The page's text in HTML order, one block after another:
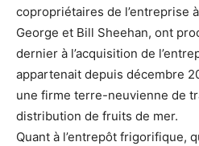
copropriétaires de l’entreprise
George et Bill Sheehan, ont
dernier à l’acquisition de
appartenait depuis décembre
une firme terre-neuvienne de
distribution de fruits de mer.
Quant à l’entrepôt frigorifique,